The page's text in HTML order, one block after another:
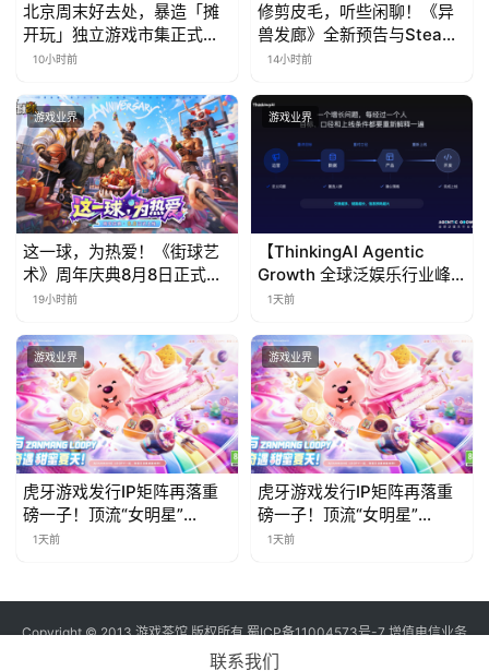
北京周末好去处，暴造「摊
开玩」独立游戏市集正式开
票！
10小时前
修剪皮毛，听些闲聊！《异
兽发廊》全新预告与Steam
免费试玩公开
14小时前
游戏业界
这一球，为热爱！《街球艺
术》周年庆典8月8日正式上
线，多重福利与全新内容同
19小时前
游戏业界
【ThinkingAI Agentic
Growth 全球泛娱乐行业峰
会】Agent 时代，人到底负
1天前
游戏业界
虎牙游戏发行IP矩阵再落重
磅一子！顶流“女明星”
ZANMANG LOOPY 正版3D
1天前
游戏业界
虎牙游戏发行IP矩阵再落重
磅一子！顶流“女明星”
ZANMANG LOOPY 正版3D
1天前
Copyright © 2013 游戏茶馆 版权所有蜀ICP备11004573号-7增值电信业务
经营许可证 川B2-20170060号
联系我们